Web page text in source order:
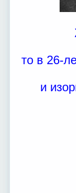
то в 26-
и